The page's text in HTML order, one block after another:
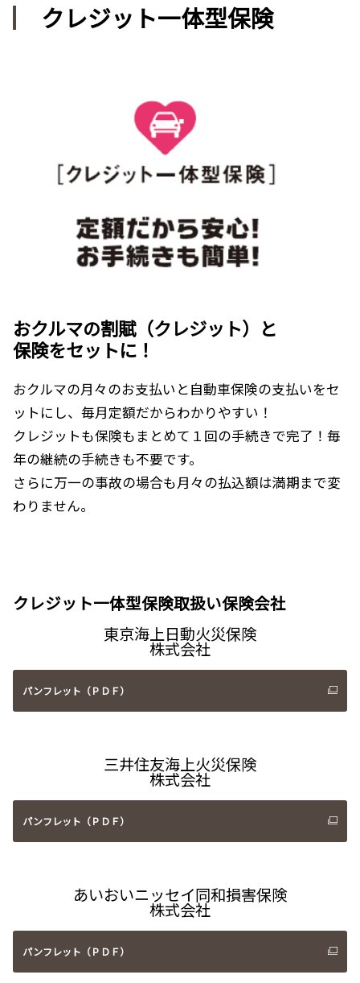
クレジット一体型保険
おクルマの割賦（クレジット）と
保険をセットに！
おクルマの月々のお支払いと自動車保険の支払いをセ
ットにし、毎月定額だからわかりやすい！
クレジットも保険もまとめて１回の手続きで完了！毎
年の継続の手続きも不要です。
さらに万一の事故の場合も月々の払込額は満期まで変
わりません。
クレジット一体型保険取扱い保険会社
東京海上日動火災保険
株式会社
パンフレット（ＰＤＦ）
三井住友海上火災保険
株式会社
パンフレット（ＰＤＦ）
あいおいニッセイ同和損害保険
株式会社
パンフレット（ＰＤＦ）